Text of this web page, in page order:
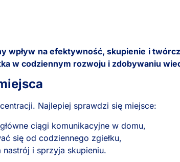
wpływ na efektywność, skupienie i
w codziennym rozwoju i zdobywaniu
Najlepiej sprawdzi się miejsce:
ciągi komunikacyjne w domu,
się od codziennego zgiełku,
i sprzyja skupieniu.